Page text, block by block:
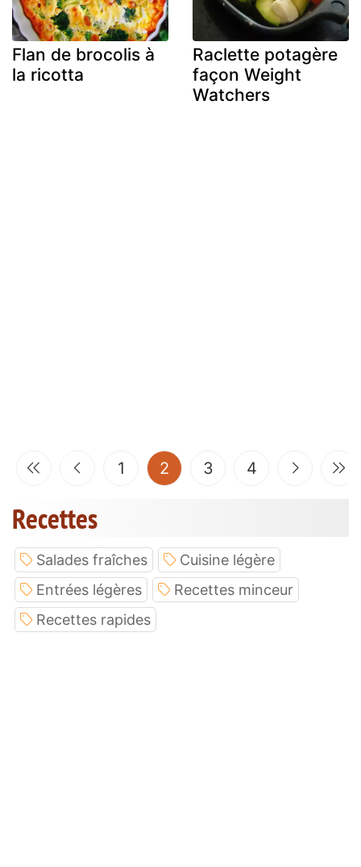
Flan de brocolis à
la ricotta
Raclette potagère
façon Weight
Watchers
1 2 (current)
3 4
Recettes
Salades fraîches
Cuisine légère
Entrées légères
Recettes minceur
Recettes rapides